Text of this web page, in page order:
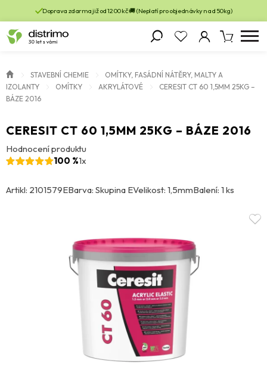
Doprava zdarma již od 1200 kč 🚚 (Neplatí pro objednávky nad 50kg)
STAVEBNÍ CHEMIE
OMÍTKY, FASÁDNÍ NÁTĚRY, MALTY A
IZOLANTY
OMÍTKY AKRYLÁTOVÉ
CERESIT CT 60 1,5MM 25KG –
BÁZE 2016
CERESIT CT 60 1,5MM 25KG – BÁZE 2016
Hodnocení produktu
100 %1x
Artikl: 2101579EBarva: Skupina EVelikost: 1,5mmBalení: 1 ks